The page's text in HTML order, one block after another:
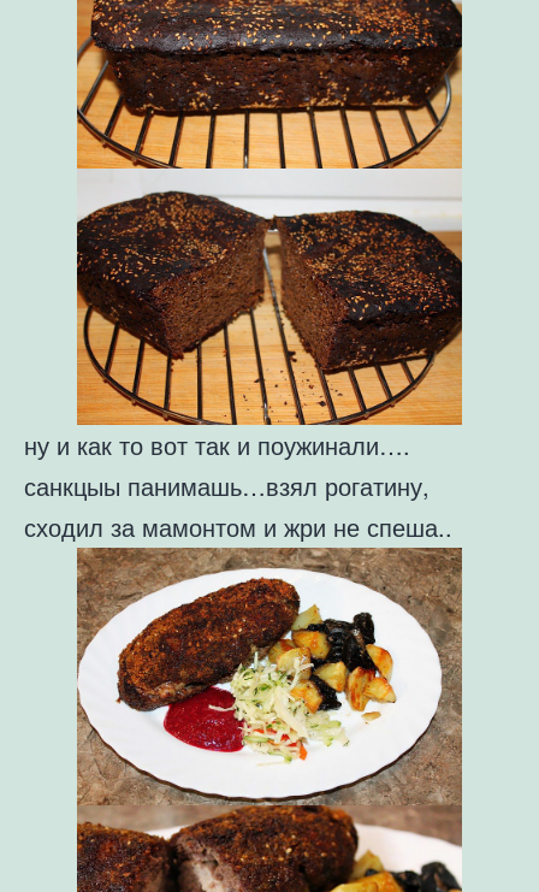
ну и как то вот так и поужинали….
санкцыы панимашь…взял рогатину,
сходил за мамонтом и жри не спеша..